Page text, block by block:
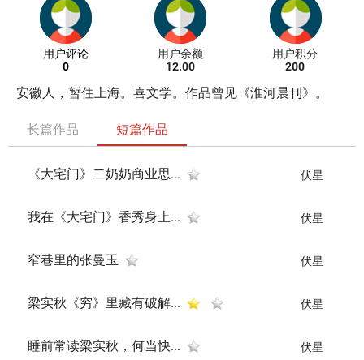
用户评论
0
用户余额
12.00
用户积分
200
安徽人，暂住上海。喜文学。作品曾见《淮河晨刊》。
长篇作品 短篇作品
《大宅门》二奶奶商业思... 伏星
我在《大宅门》香秀身上... 伏星
窄巷里的张曼玉 伏星
梁实秋《穷》里藏有破解... 伏星
睡前常读梁实秋，何当快... 伏星